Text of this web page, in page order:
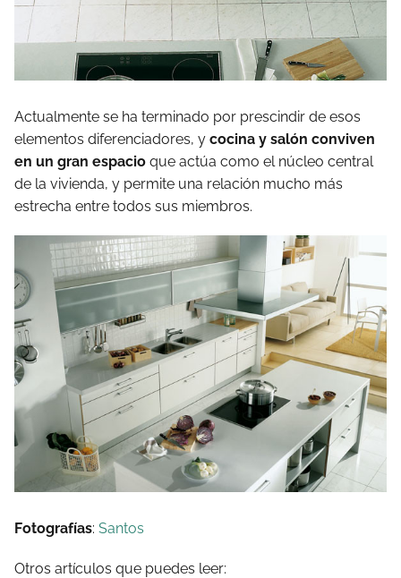
Actualmente se ha terminado por prescindir de esos
elementos diferenciadores, y cocina y salón conviven
en un gran espacio que actúa como el núcleo central
de la vivienda, y permite una relación mucho más
estrecha entre todos sus miembros.
Fotografías: Santos
Otros artículos que puedes leer: